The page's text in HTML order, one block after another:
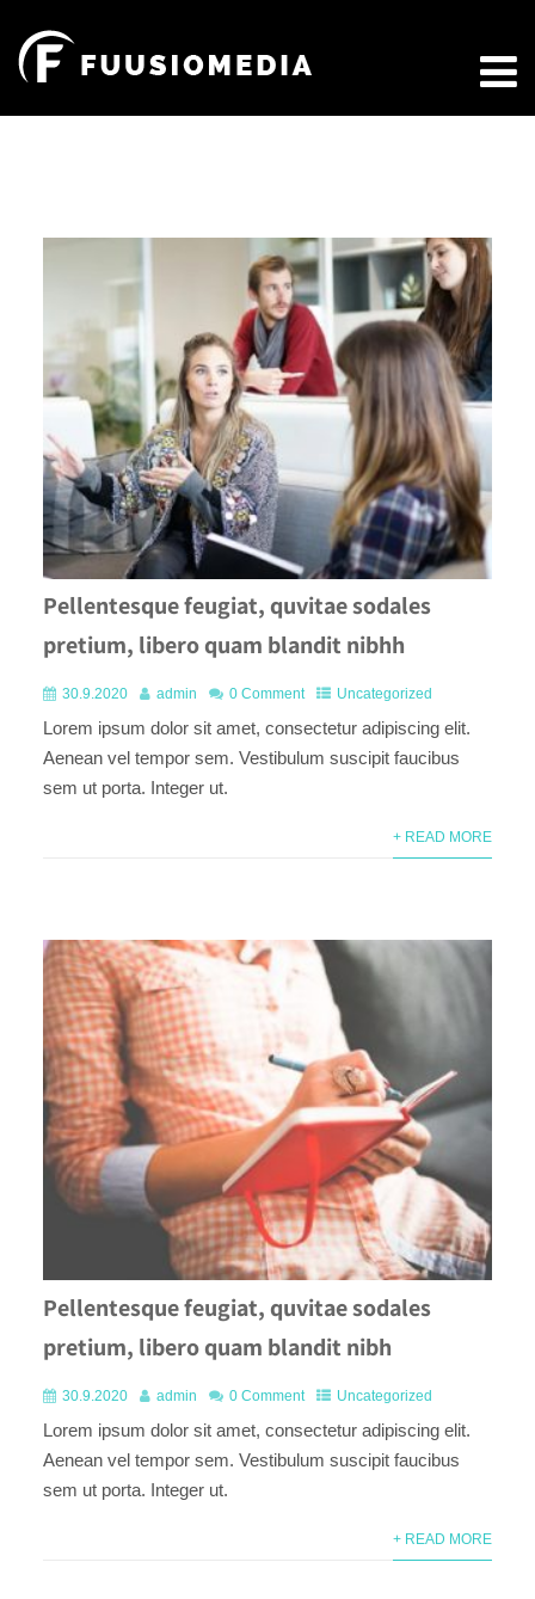
Pellentesque feugiat, quvitae sodales
pretium, libero quam blandit nibhh
30.9.2020 admin 0 Comment Uncategorized
Lorem ipsum dolor sit amet, consectetur adipiscing elit.
Aenean vel tempor sem. Vestibulum suscipit faucibus
sem ut porta. Integer ut.
+ READ MORE
Pellentesque feugiat, quvitae sodales
pretium, libero quam blandit nibh
30.9.2020 admin 0 Comment Uncategorized
Lorem ipsum dolor sit amet, consectetur adipiscing elit.
Aenean vel tempor sem. Vestibulum suscipit faucibus
sem ut porta. Integer ut.
+ READ MORE